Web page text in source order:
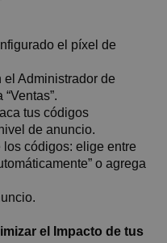
el píxel de
Administrador de
tus códigos
de anuncio.
códigos: elige entre
o agrega
el Impacto de tus